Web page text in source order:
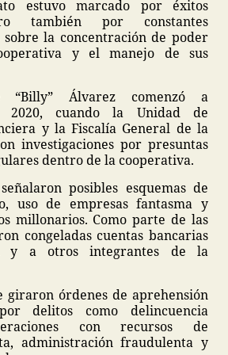
estuvo marcado por éxitos
también por constantes
sobre la concentración de poder
y el manejo de sus
Álvarez comenzó a
2020, cuando la Unidad de
y la Fiscalía General de la
investigaciones por presuntas
dentro de la cooperativa.
posibles esquemas de
uso de empresas fantasma y
millonarios. Como parte de las
congeladas cuentas bancarias
y a otros integrantes de la
giraron órdenes de aprehensión
delitos como delincuencia
con recursos de
administración fraudulenta y